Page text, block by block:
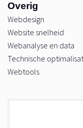
Overig
Webdesign
Website snelheid
Webanalyse en data
Technische
Webtools